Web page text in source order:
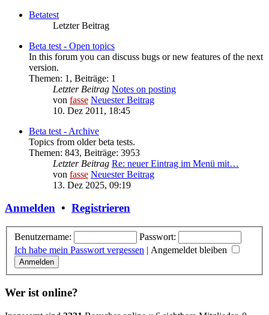
Betatest
Letzter Beitrag
Beta test - Open topics
In this forum you can discuss bugs or new features of the next
version.
Themen: 1 , Beiträge: 1
Letzter Beitrag Notes on posting
von fasse Neuester Beitrag
10. Dez 2011, 18:45
Beta test - Archive
Topics from older beta tests.
Themen: 843, Beiträge: 3953
Letzter Beitrag Re: neuer Eintrag im Menü mit…
von fasse Neuester Beitrag
13. Dez 2025, 09:19
Anmelden • Registrieren
Benutzername:
Passwort:
Ich habe mein Passwort vergessen | Angemeldet bleiben
Wer ist online?